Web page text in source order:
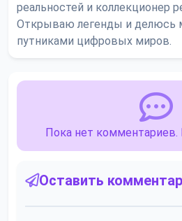
реальностей и коллекционер
Открываю легенды и делюсь
путниками цифровых миров.
Пока нет
Оставить